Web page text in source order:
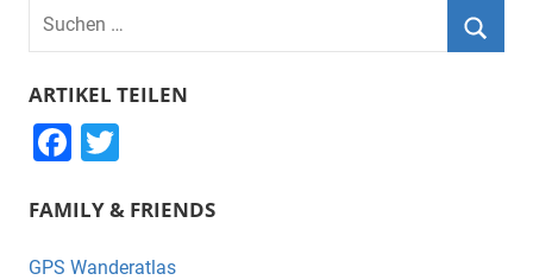
Suchen
nach:
ARTIKEL TEILEN
F
c
e
tt
er
FAMILY & FRIENDS
GPS Wanderatlas